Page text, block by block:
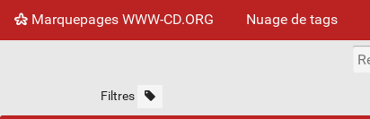
Marquepages WWW-CD.ORG Nuage de tags
Filtres